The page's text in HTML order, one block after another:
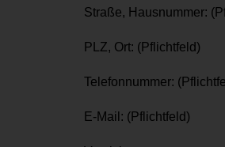
Straße, Hausnummer:
PLZ, Ort: (Pflichtfeld)
Telefonnummer:
E-Mail: (Pflichtfeld)